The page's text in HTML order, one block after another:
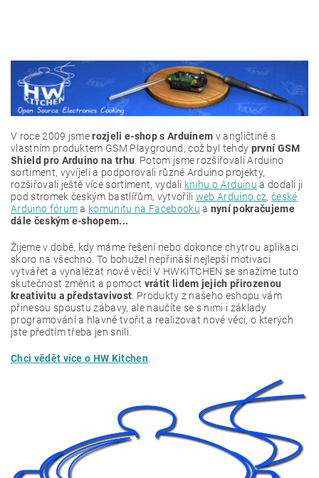
V roce 2009 jsmerozjeli e-shop s Arduinem v angličtině s
vlastním produktem GSM Playground, což byl tehdy první GSM
Shield pro Arduino na trhu . Potom jsme rozšiřovali Arduino
sortiment, vyvíjeli a podporovali různé Arduino projekty,
rozšiřovali ještě více sortiment, vydali knihu o Arduinu a dodali ji
pod stromek českým bastlířům, vytvořili web Arduino.cz, české
Arduino fóruma komunitu na Facebooku a nyní pokračujeme
dále českým e-shopem...
Žijeme v době, kdy máme řešení nebo dokonce chytrou aplikaci
skoro na všechno. To bohužel nepřináší nejlepší motivaci
vytvářet a vynalézat nové věci! V HWKITCHEN se snažíme tuto
skutečnost změnit a pomoct vrátit lidem jejich přirozenou
kreativitu a představivost . Produkty z našeho eshopu vám
přinesou spoustu zábavy, ale naučíte se s nimi i základy
programování a hlavně tvořit a realizovat nové věci, o kterých
jste předtím třeba jen snili.
Chci vědět více o HW Kitchen.